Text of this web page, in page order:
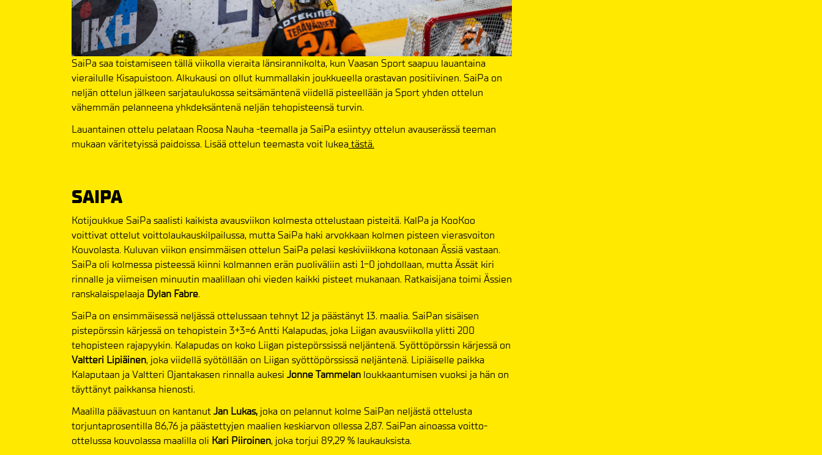
SaiPa saa toistamiseen tällä viikolla vieraita länsirannikolta, kun Vaasan Sport saapuu lauantaina
vierailulle Kisapuistoon. Alkukausi on ollut kummallakin joukkueella orastavan positiivinen. SaiPa on
neljän ottelun jälkeen sarjataulukossa seitsämäntenä viidellä pisteellään ja Sport yhden ottelun
vähemmän pelanneena yhkdeksäntenä neljän tehopisteensä turvin.
Lauantainen ottelu pelataan Roosa Nauha -teemalla ja SaiPa esiintyy ottelun avauserässä teeman
mukaan väritetyissä paidoissa. Lisää ottelun teemasta voit lukeatästä.
SAIPA
Kotijoukkue SaiPa saalisti kaikista avausviikon kolmesta ottelustaan pisteitä. KalPa ja KooKoo
voittivat ottelut voittolaukauskilpailussa, mutta SaiPa haki arvokkaan kolmen pisteen vierasvoiton
Kouvolasta. Kuluvan viikon ensimmäisen ottelun SaiPa pelasi keskiviikkona kotonaan Ässiä vastaan.
SaiPa oli kolmessa pisteessä kiinni kolmannen erän puoliväliin asti 1-0 johdollaan, mutta Ässät kiri
rinnalle ja viimeisen minuutin maalillaan ohi vieden kaikki pisteet mukanaan. Ratkaisijana toimi Ässien
ranskalaispelaaja Dylan Fabre.
SaiPa on ensimmäisessä neljässä ottelussaan tehnyt 12 ja päästänyt 13. maalia. SaiPan sisäisen
pistepörssin kärjessä on tehopistein 3+3=6 Antti Kalapudas, joka Liigan avausviikolla ylitti 200
tehopisteen rajapyykin. Kalapudas on koko Liigan pistepörssissä neljäntenä. Syöttöpörssin kärjessä on
Valtteri Lipiäinen, joka viidellä syötöllään on Liigan syöttöpörssissä neljäntenä. Lipiäiselle paikka
Kalaputaan ja Valtteri Ojantakasen rinnalla aukesi Jonne Tammelan loukkaantumisen vuoksi ja hän on
täyttänyt paikkansa hienosti.
Maalilla päävastuun on kantanutJan Lukas, joka on pelannut kolme SaiPan neljästä ottelusta
torjuntaprosentilla 86,76 ja päästettyjen maalien keskiarvon ollessa 2,87. SaiPan ainoassa voitto-
ottelussa kouvolassa maalilla oli Kari Piiroinen, joka torjui 89,29 % laukauksista.